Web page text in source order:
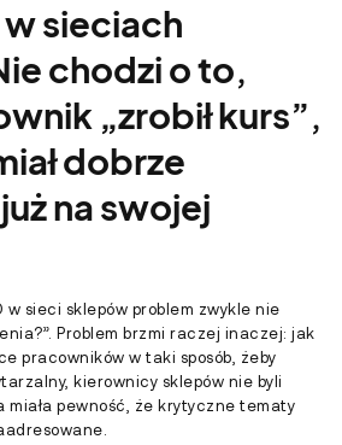
sieciach
chodzi o to,
„zrobił kurs”,
dobrze
na swojej
w sieci sklepów problem zwykle nie
Problem brzmi raczej inaczej: jak
pracowników w taki sposób, żeby
kierownicy sklepów nie byli
pewność, że krytyczne tematy